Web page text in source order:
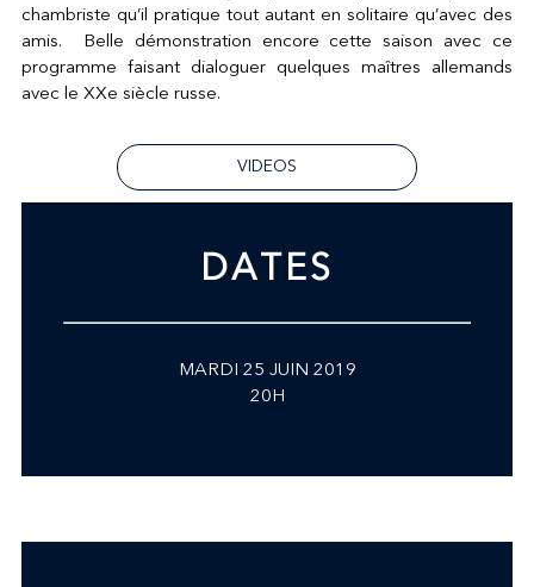
chambriste qu’il pratique tout autant en solitaire qu’avec des
amis. Belle démonstration encore cette saison avec ce
programme faisant dialoguer quelques maîtres allemands
avec le XXe siècle russe.
VIDEOS
DATES
MARDI 25 JUIN 2019
20H